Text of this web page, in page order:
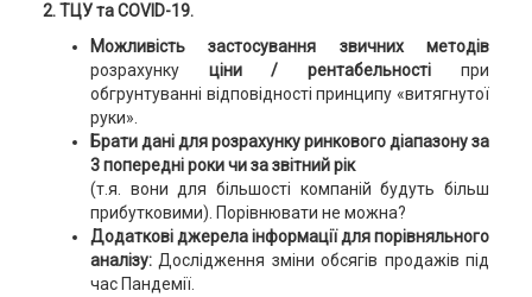
2. ТЦУ та COVID-19.
Можливість застосування звичних методів
розрахунку ціни / рентабельності при
обгрунтуванні відповідності принципу «витягнутої
руки».
Брати дані для розрахунку ринкового діапазону за
3 попередні роки чи за звітний рік
(т.я. вони для більшості компаній будуть більш
прибутковими). Порівнювати не можна?
Додаткові джерела інформації для порівняльного
аналізу:Дослідження зміни обсягів продажів під
час Пандемії.